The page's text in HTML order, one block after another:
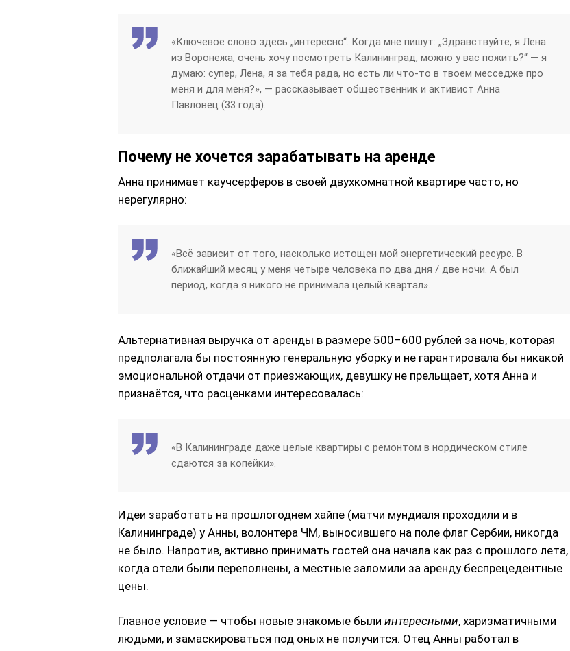
«Ключевое слово здесь „интересно“. Когда мне пишут: „Здравствуйте, я Лена
из Воронежа, очень хочу посмотреть Калининград, можно у вас пожить?“ — я
думаю: супер, Лена, я за тебя рада, но есть ли что-то в твоем месседже про
меня и для меня?», — рассказывает общественник и активист Анна
Павловец (33 года).
Почему не хочется зарабатывать на аренде
Анна принимает каучсерферов в своей двухкомнатной квартире часто, но
нерегулярно:
«Всё зависит от того, насколько истощен мой энергетический ресурс. В
ближайший месяц у меня четыре человека по два дня / две ночи. А был
период, когда я никого не принимала целый квартал».
Альтернативная выручка от аренды в размере 500–600 рублей за ночь, которая
предполагала бы постоянную генеральную уборку и не гарантировала бы никакой
эмоциональной отдачи от приезжающих, девушку не прельщает, хотя Анна и
признаётся, что расценками интересовалась:
«В Калининграде даже целые квартиры с ремонтом в нордическом стиле
сдаются за копейки».
Идеи заработать на прошлогоднем хайпе (матчи мундиаля проходили и в
Калининграде) у Анны, волонтера ЧМ, выносившего на поле флаг Сербии, никогда
не было. Напротив, активно принимать гостей она начала как раз с прошлого лета,
когда отели были переполнены, а местные заломили за аренду беспрецедентные
цены.
Главное условие — чтобы новые знакомые были интересными, харизматичными
людьми, и замаскироваться под оных не получится. Отец Анны работал в